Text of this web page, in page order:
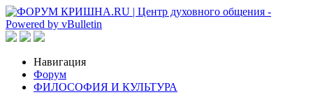
Навигация
Форум
ФИЛОСОФИЯ И КУЛЬТУРА